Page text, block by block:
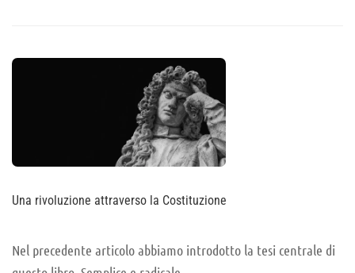
ORIGINARIO
Una rivoluzione attraverso la Costituzione
Nel precedente articolo abbiamo introdotto la tesi centrale di